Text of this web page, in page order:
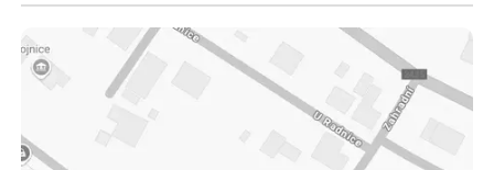
Vše v pořádku, jsem spokojena.
ověřený nákup dnes
Rostlina mi přišla v dobrém stavu, jsem spokojená.
Zuzana